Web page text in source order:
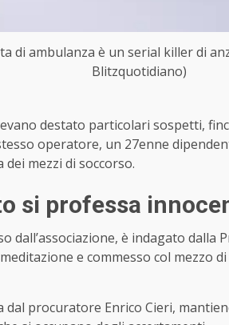
di ambulanza è un serial killer di
Blitzquotidiano)
destato particolari sospetti,
operatore, un 27enne
mezzi di soccorso.
si professa
dall’associazione, è indagato dalla
e commesso col mezzo
dal procuratore Enrico Cieri,